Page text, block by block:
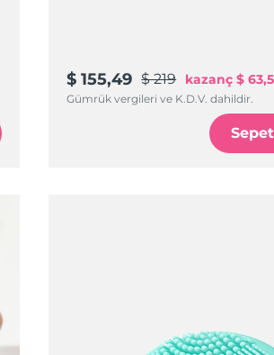
$ 155,49 $ 219 kazanç $
Gümrük vergileri ve K.D.V. dahildir.